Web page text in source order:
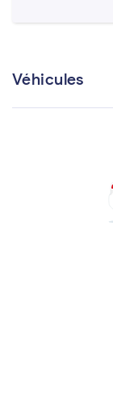
Véhicules